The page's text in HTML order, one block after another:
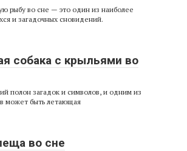
рыбу во сне — это один из наиболее
и загадочных сновидений.
собака с крыльями во
полон загадок и символов, и одним из
может быть летающая
во сне